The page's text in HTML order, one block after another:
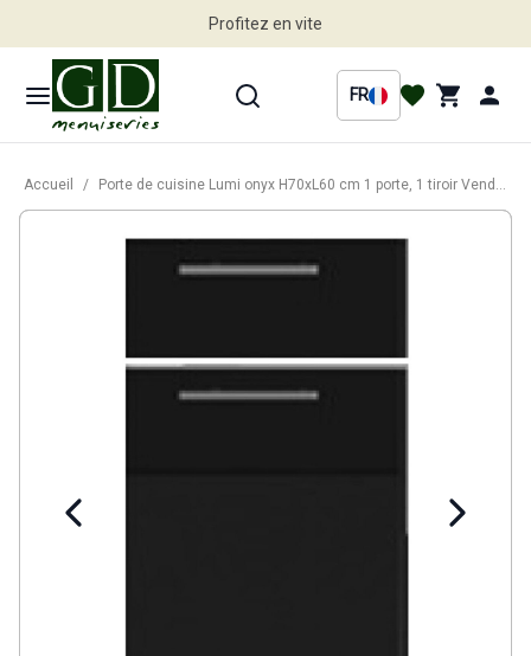
Profitez en vite
FR
Accueil / Porte de cuisine Lumi onyx H70xL60 cm 1 porte, 1 tiroir Vendu separement kit tiroir